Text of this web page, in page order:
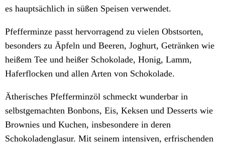
es hauptsächlich in süßen Speisen verwendet.
Pfefferminze passt hervorragend zu vielen Obstsorten,
besonders zu Äpfeln und Beeren, Joghurt, Getränken wie
heißem Tee und heißer Schokolade, Honig, Lamm,
Haferflocken und allen Arten von Schokolade.
Ätherisches Pfefferminzöl schmeckt wunderbar in
selbstgemachten Bonbons, Eis, Keksen und Desserts wie
Brownies und Kuchen, insbesondere in deren
Schokoladenglasur. Mit seinem intensiven, erfrischenden